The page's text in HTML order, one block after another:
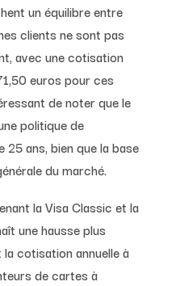
un équilibre entre
clients ne sont pas
avec une cotisation
euros pour ces
de noter que le
politique de
ans, bien que la base
du marché.
la Visa Classic et la
une hausse plus
cotisation annuelle à
de cartes à